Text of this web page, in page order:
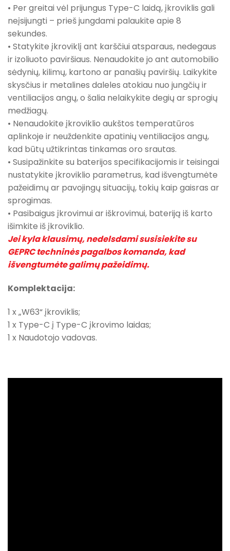
• Per greitai vėl prijungus Type-C laidą, įkroviklis gali
neįsijungti – prieš jungdami palaukite apie 8
sekundes.
• Statykite įkroviklį ant karščiui atsparaus, nedegaus
ir izoliuoto paviršiaus. Nenaudokite jo ant automobilio
sėdynių, kilimų, kartono ar panašių paviršių. Laikykite
skysčius ir metalines daleles atokiau nuo jungčių ir
ventiliacijos angų, o šalia nelaikykite degių ar sprogių
medžiagų.
• Nenaudokite įkroviklio aukštos temperatūros
aplinkoje ir neuždenkite apatinių ventiliacijos angų,
kad būtų užtikrintas tinkamas oro srautas.
• Susipažinkite su baterijos specifikacijomis ir teisingai
nustatykite įkroviklio parametrus, kad išvengtumėte
pažeidimų ar pavojingų situacijų, tokių kaip gaisras ar
sprogimas.
• Pasibaigus įkrovimui ar iškrovimui, bateriją iš karto
išimkite iš įkroviklio.
Jei kyla klausimų, nedelsdami susisiekite su
GEPRC techninės pagalbos komanda, kad
išvengtumėte galimų pažeidimų.
Komplektacija:
1 x „W63“ įkroviklis;
1 x Type-C į Type-C įkrovimo laidas;
1 x Naudotojo vadovas.